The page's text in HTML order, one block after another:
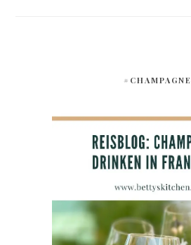
#CHAMPAGNE